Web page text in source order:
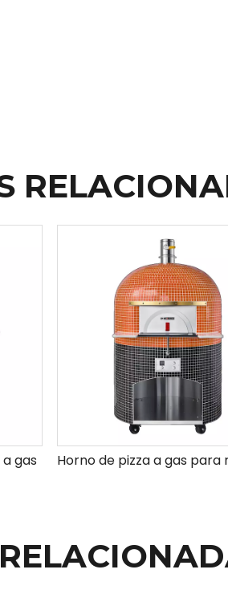
gas